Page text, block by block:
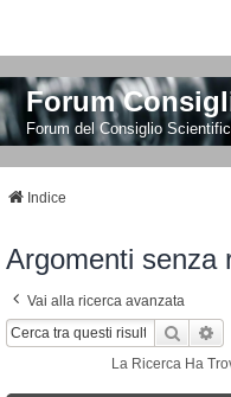
Forum
Forum del Consiglio
Indice
Argomenti senza
Vai alla ricerca avanzata
Cerca
La Ricerca Ha